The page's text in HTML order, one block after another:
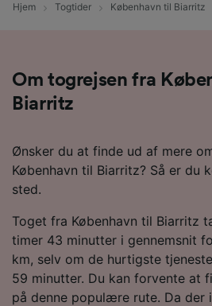
Hjem Togtider København til Biarritz
Om togrejsen fra
Biarritz
Ønsker du at finde ud af mere
København til Biarritz? Så er du
sted.
Toget fra København til Biarritz
timer 43 minutter i gennemsnit
km, selv om de hurtigste
59 minutter. Du kan forvente at
på denne populære rute. Da der